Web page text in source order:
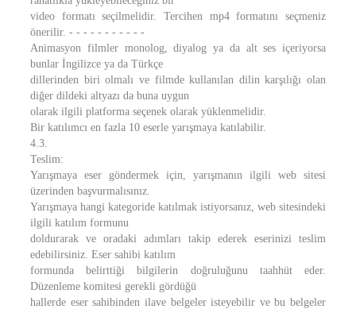
video formatı seçilmelidir. Tercihen mp4 formatını seçmeniz
önerilir. - - - - - - - - - - -
Animasyon filmler monolog, diyalog ya da alt ses içeriyorsa
bunlar İngilizce ya da Türkçe
dillerinden biri olmalı ve filmde kullanılan dilin karşılığı olan
diğer dildeki altyazı da buna uygun
olarak ilgili platforma seçenek olarak yüklenmelidir.
Bir katılımcı en fazla 10 eserle yarışmaya katılabilir.
4.3.
Teslim:
Yarışmaya eser göndermek için, yarışmanın ilgili web sitesi
üzerinden başvurmalısınız.
Yarışmaya hangi kategoride katılmak istiyorsanız, web sitesindeki
ilgili katılım formunu
doldurarak ve oradaki adımları takip ederek eserinizi teslim
edebilirsiniz. Eser sahibi katılım
formunda belirttiği bilgilerin doğruluğunu taahhüt eder.
Düzenleme komitesi gerekli gördüğü
hallerde eser sahibinden ilave belgeler isteyebilir ve bu belgeler